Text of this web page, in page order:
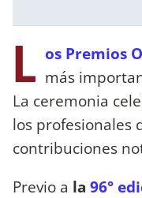
L os Premios
más
La ceremonia
los profesionales
contribuciones
Previo a la 96°